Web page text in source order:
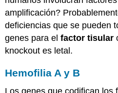
amplificación?
deficiencias que se pueden
genes para elfactor tisular
knockout es letal.
Hemofilia A y B